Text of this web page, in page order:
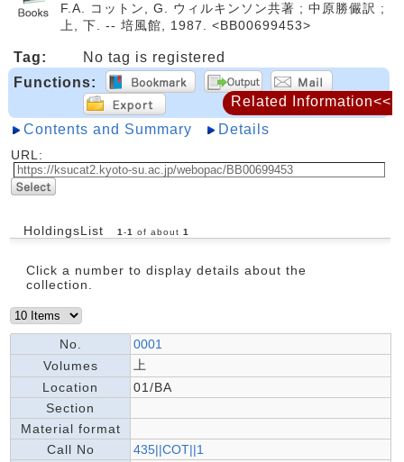
F.A. コットン, G. ウィルキンソン共著 ; 中原勝儼訳 ;
上, 下. -- 培風館, 1987. <BB00699453>
Tag:
No tag is registered
Functions:
Contents and Summary Details
URL:
HoldingsList 1 -1 of about 1
Click a number to display details about the
collection.
No.
0001
Volumes
上
Location
01/BA
Section
Material format
Call No
435||COT||1
Related Information<<